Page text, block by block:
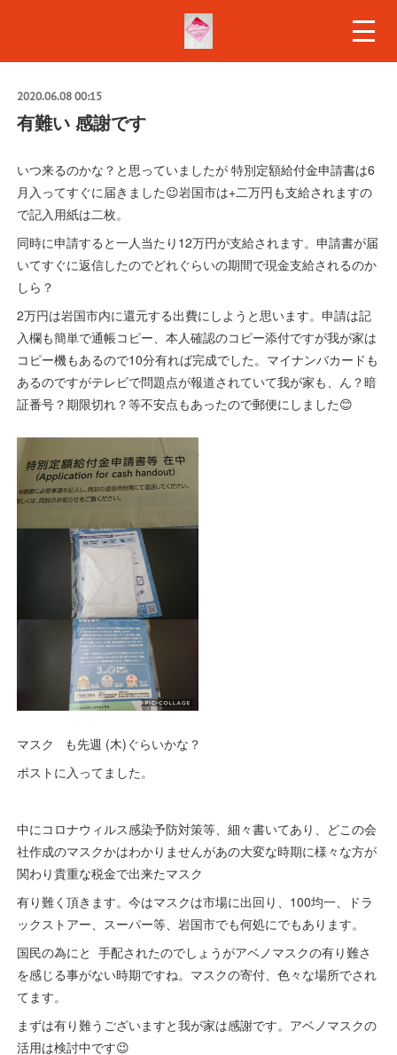
2020.06.08 00:15
有難い 感謝です
いつ来るのかな？と思っていましたが 特別定額給付金申請書は6
月入ってすぐに届きました😉岩国市は+二万円も支給されますの
で記入用紙は二枚。
同時に申請すると一人当たり12万円が支給されます。申請書が届
いてすぐに返信したのでどれぐらいの期間で現金支給されるのか
しら？
2万円は岩国市内に還元する出費にしようと思います。申請は記
入欄も簡単で通帳コピー、本人確認のコピー添付ですが我が家は
コピー機もあるので10分有れば完成でした。マイナンバカードも
あるのですがテレビで問題点が報道されていて我が家も、ん？暗
証番号？期限切れ？等不安点もあったので郵便にしました😊
マスク も先週 (木)ぐらいかな？
ポストに入ってました。
中にコロナウィルス感染予防対策等、細々書いてあり、どこの会
社作成のマスクかはわかりませんがあの大変な時期に様々な方が
関わり貴重な税金で出来たマスク
有り難く頂きます。今はマスクは市場に出回り、100均一、ドラ
ックストアー、スーパー等、岩国市でも何処にでもあります。
国民の為にと 手配されたのでしょうがアベノマスクの有り難さ
を感じる事がない時期ですね。マスクの寄付、色々な場所でされ
てます。
まずは有り難うございますと我が家は感謝です。アベノマスクの
活用は検討中です😉